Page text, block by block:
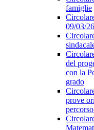
famiglie
09/03/26
del
con la
grado
prove